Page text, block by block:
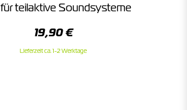
teilaktive Soundsysteme
19,90 €
Lieferzeit ca. 1-2 Werktage